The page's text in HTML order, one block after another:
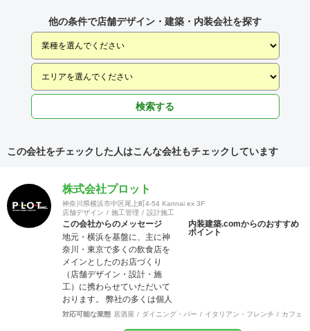
他の条件で店舗デザイン・建築・内装会社を探す
検索する
この会社をチェックした人はこんな会社もチェックしています
株式会社プロット
神奈川県横浜市中区尾上町4-54 Kannai ex 3F
店舗デザイン
施工管理 設計施工
この会社からのメッセージ
地元・横浜を基盤に、主に神
奈川・東京で多くの飲食店を
メインとしたのお店づくり
（店舗デザイン・設計・施
工）に携わらせていただいて
おります。 弊社の多くは個人
店や少数店舗展開のお客様な
内装建築.comからのおすすめ
ポイント
対応可能な業態 居酒屋 ダイニング・バー イタリアン・フレンチ カフェ